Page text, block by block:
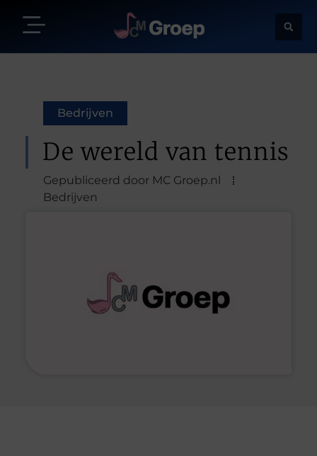
Bedrijven
De wereld van tennis
Gepubliceerd door MC Groep.nl
Bedrijven